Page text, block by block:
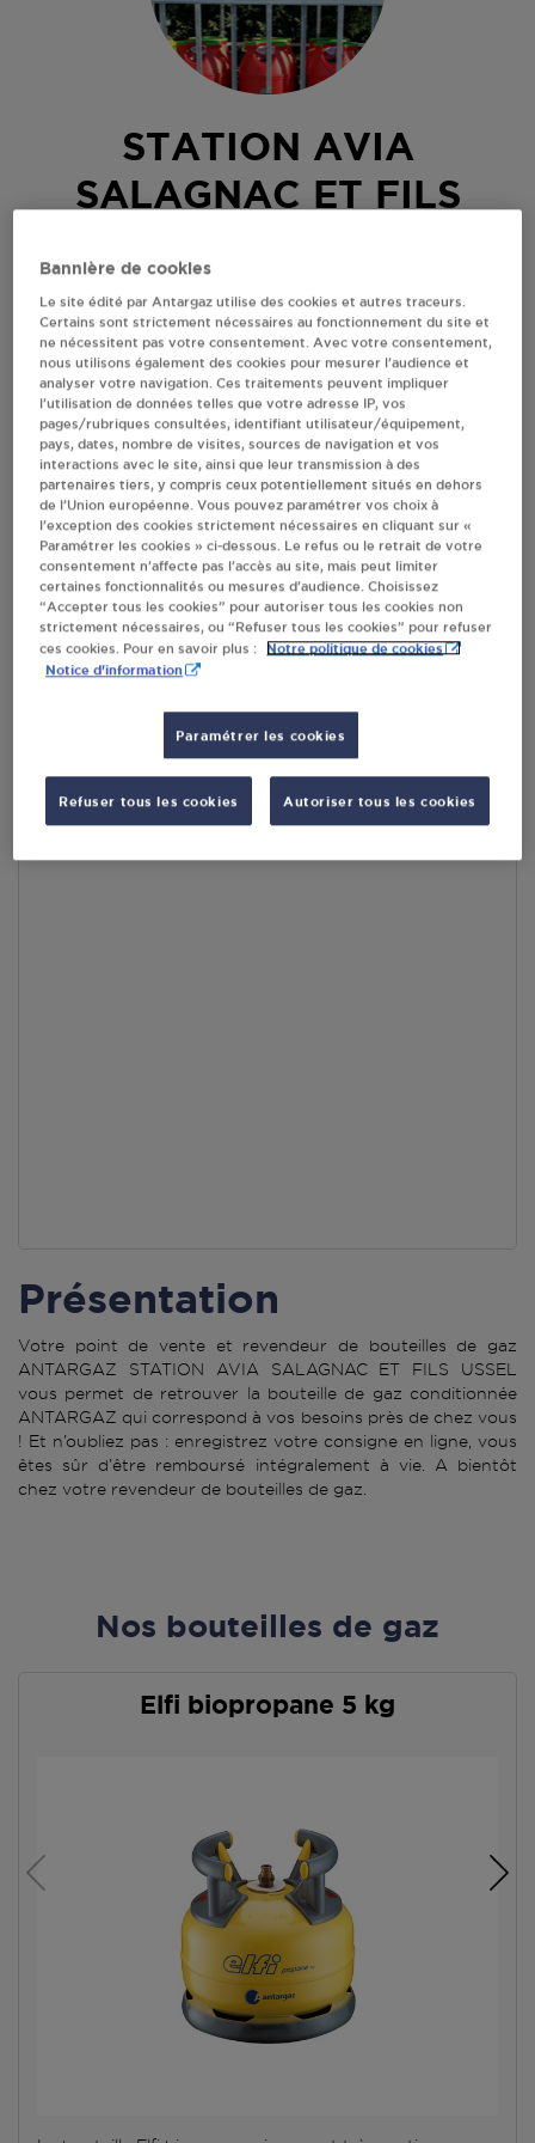
STATION AVIA
SALAGNAC ET FILS
56, AVENUE DU GENERAL LECLERC
ROUTE D'AUBUISSON - LA COURTINE
19200USSEL
Revendeur de bouteilles de gaz
S'Y RENDRE
AFFICHER LE TÉLÉPHONE
RECEVOIR LES COORDONNÉES DU REVENDEUR
En cliquant sur « S’y rendre », j’autorise le traitement
d’informations (dont mon adresse IP) et leur transfert hors UE
par Google Maps afin d’afficher la carte.
Accès
Présentation
Votre point de vente et revendeur de bouteilles de gaz
ANTARGAZ STATION AVIA SALAGNAC ET FILS USSEL
vous permet de retrouver la bouteille de gaz conditionnée
ANTARGAZ qui correspond à vos besoins près de chez vous
! Et n’oubliez pas : enregistrez votre consigne en ligne, vous
êtes sûr d’être remboursé intégralement à vie. A bientôt
chez votre revendeur de bouteilles de gaz.
Nos bouteilles de gaz
Elfi biopropane 5 kg
Bannière de cookies
Le site édité par Antargaz utilise des cookies et autres traceurs.
Certains sont strictement nécessaires au fonctionnement du site et
ne nécessitent pas votre consentement. Avec votre consentement,
nous utilisons également des cookies pour mesurer l’audience et
analyser votre navigation. Ces traitements peuvent impliquer
l’utilisation de données telles que votre adresse IP, vos
pages/rubriques consultées, identifiant utilisateur/équipement,
pays, dates, nombre de visites, sources de navigation et vos
interactions avec le site, ainsi que leur transmission à des
partenaires tiers, y compris ceux potentiellement situés en dehors
de l’Union européenne. Vous pouvez paramétrer vos choix à
l’exception des cookies strictement nécessaires en cliquant sur «
Paramétrer les cookies » ci-dessous. Le refus ou le retrait de votre
consentement n’affecte pas l’accès au site, mais peut limiter
certaines fonctionnalités ou mesures d’audience. Choisissez
“Accepter tous les cookies” pour autoriser tous les cookies non
strictement nécessaires, ou “Refuser tous les cookies” pour refuser
ces cookies. Pour en savoir plus :
Notre politique de cookies
Notice d'information
Paramétrer les cookies
Refuser tous les cookies Autoriser tous les cookies